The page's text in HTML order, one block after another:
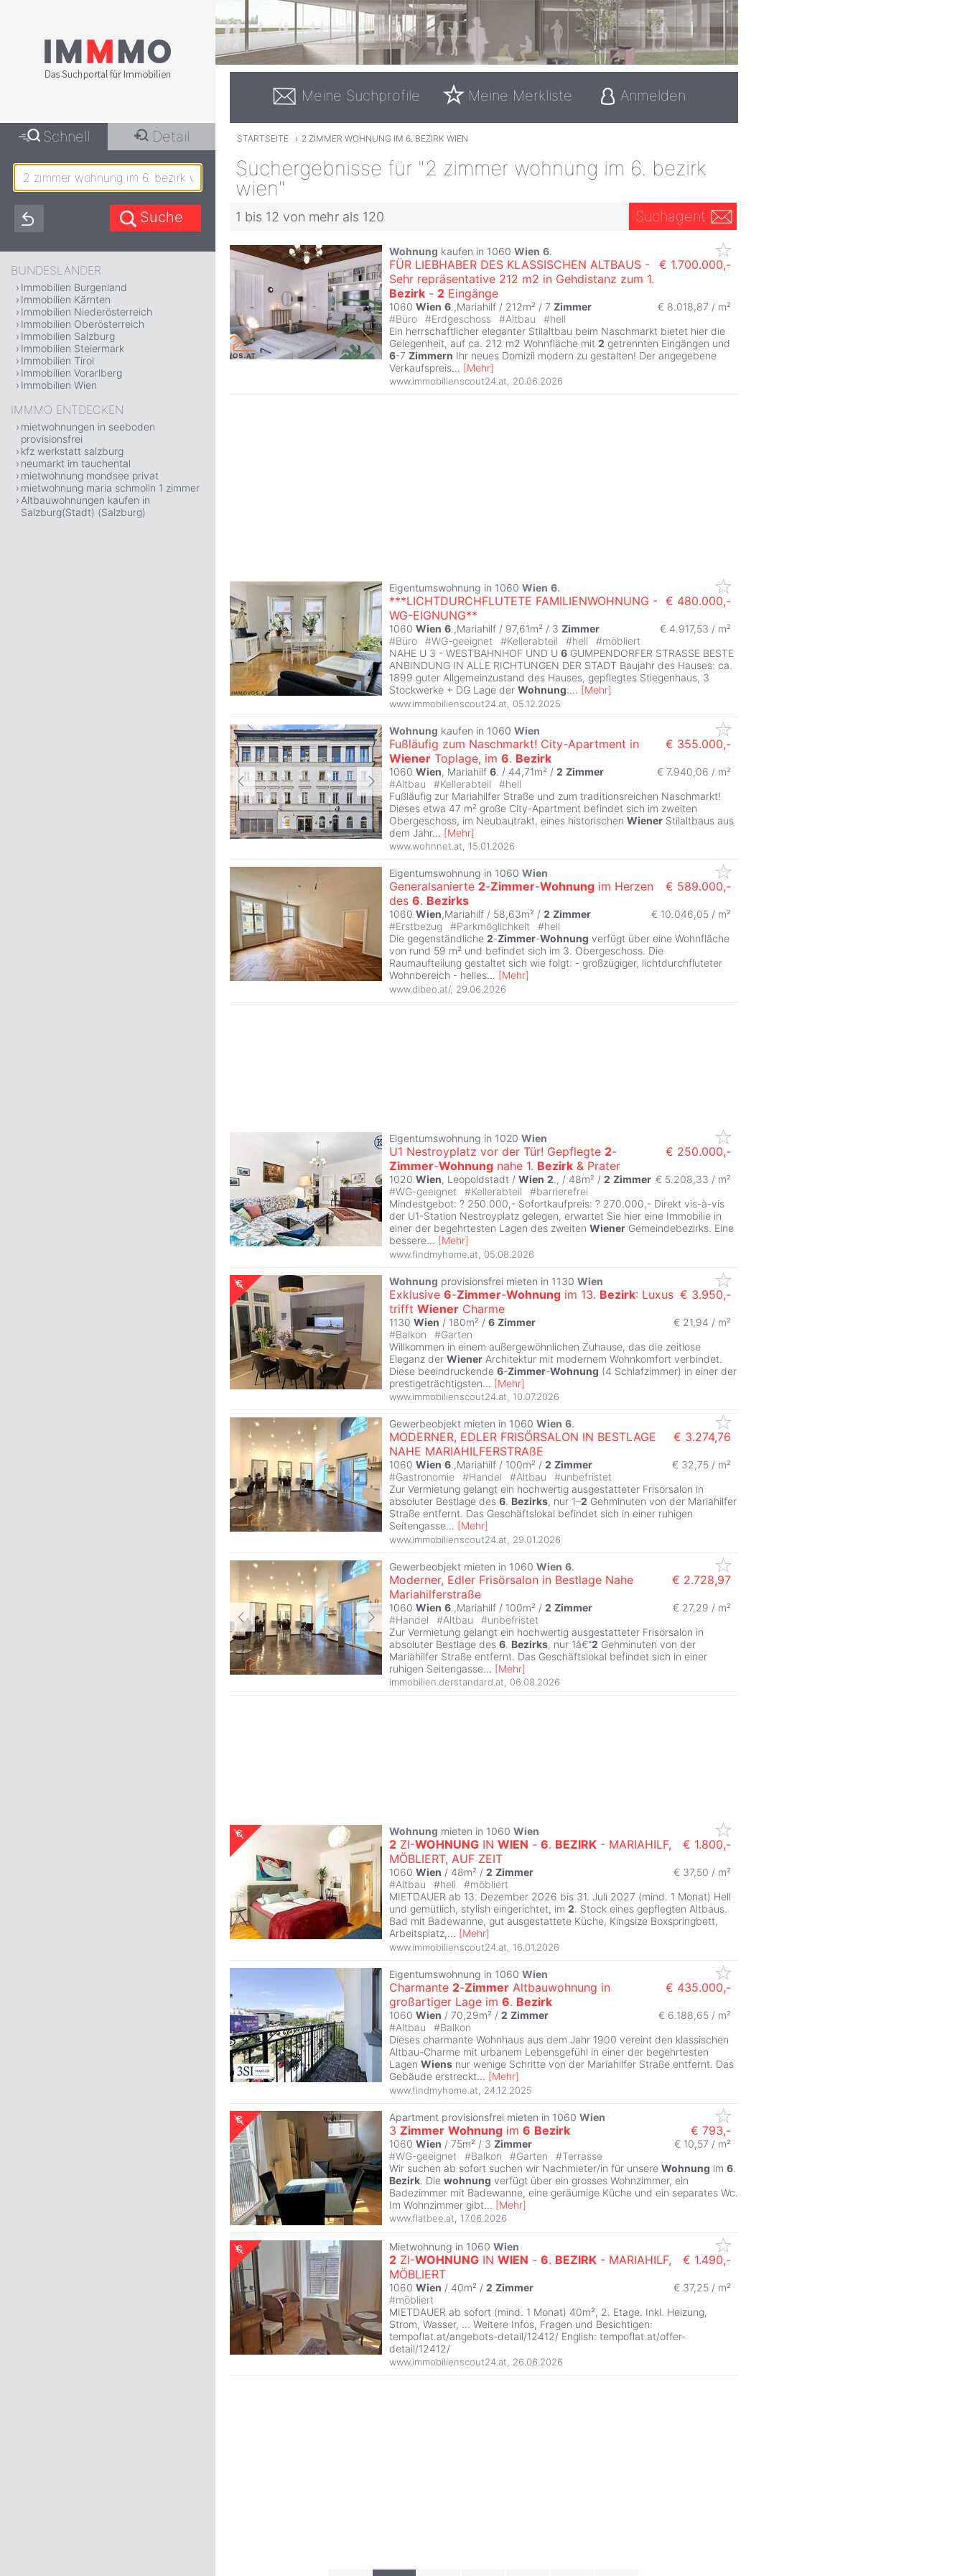
Meine Suchprofile Meine Merkliste Anmelden
STARTSEITE › 2 ZIMMER WOHNUNG IM 6. BEZIRK WIEN
Suchergebnisse für "2 zimmer wohnung im 6. bezirk
wien"
1 bis 12 von mehr als 120 Suchagent
Wohnung kaufen in 1060 Wien 6.
FÜR LIEBHABER DES KLASSISCHEN ALTBAUS -
Sehr repräsentative 212 m2 in Gehdistanz zum 1.
Bezirk - 2 Eingänge
€ 1.700.000,-
1060 Wien 6.,Mariahilf / 212m² / 7 Zimmer
€ 8.018,87 / m²
#Büro #Erdgeschoss #Altbau #hell
Ein herrschaftlicher eleganter Stilaltbau beim Naschmarkt bietet hier die
Gelegenheit, auf ca. 212 m2 Wohnfläche mit 2 getrennten Eingängen und
6-7 Zimmern Ihr neues Domizil modern zu gestalten! Der angegebene
Verkaufspreis... [Mehr]
www.immobilienscout24.at 20.06.2026
Eigentumswohnung in 1060 Wien 6.
***LICHTDURCHFLUTETE FAMILIENWOHNUNG -
WG-EIGNUNG**
€ 480.000,-
1060 Wien 6.,Mariahilf / 97,61m² / 3 Zimmer
€ 4.917,53 / m²
#Büro #WG-geeignet #Kellerabteil #hell #möbliert
NAHE U 3 - WESTBAHNHOF UND U 6 GUMPENDORFER STRASSE BESTE
ANBINDUNG IN ALLE RICHTUNGEN DER STADT Baujahr des Hauses: ca.
1899 guter Allgemeinzustand des Hauses, gepflegtes Stiegenhaus, 3
Stockwerke + DG Lage der Wohnung:... [Mehr]
www.immobilienscout24.at 05.12.2025
Wohnung kaufen in 1060 Wien
Fußläufig zum Naschmarkt! City-Apartment in
Wiener Toplage, im 6. Bezirk
€ 355.000,-
1060 Wien, Mariahilf 6. / 44,71m² / 2 Zimmer € 7.940,06 / m²
#Altbau #Kellerabteil #hell
Fußläufig zur Mariahilfer Straße und zum traditionsreichen Naschmarkt!
Dieses etwa 47 m² große City-Apartment befindet sich im zweiten
Obergeschoss, im Neubautrakt, eines historischen Wiener Stilaltbaus aus
dem Jahr... [Mehr]
www.wohnnet.at, 15.01.2026
Eigentumswohnung in 1060 Wien
Generalsanierte 2-Zimmer-Wohnung im Herzen
des 6. Bezirks
€ 589.000,-
1060 Wien,Mariahilf / 58,63m² / 2 Zimmer
€ 10.046,05 / m²
#Erstbezug #Parkmöglichkeit #hell
Die gegenständliche 2-Zimmer-Wohnung verfügt über eine Wohnfläche
von rund 59 m² und befindet sich im 3. Obergeschoss. Die
Raumaufteilung gestaltet sich wie folgt: - großzügiger, lichtdurchfluteter
Wohnbereich - helles... [Mehr]
www.dibeo.at/, 29.06.2026
Eigentumswohnung in 1020 Wien
U1 Nestroyplatz vor der Tür! Gepflegte 2-
Zimmer-Wohnung nahe 1. Bezirk & Prater
€ 250.000,-
1020 Wien, Leopoldstadt / Wien 2., / 48m² / 2 Zimmer € 5.208,33 / m²
#WG-geeignet #Kellerabteil #barrierefrei
Mindestgebot: ? 250.000,- Sofortkaufpreis: ? 270.000,- Direkt vis-à-vis
der U1-Station Nestroyplatz gelegen, erwartet Sie hier eine Immobilie in
einer der begehrtesten Lagen des zweiten Wiener Gemeindebezirks. Eine
bessere... [Mehr]
www.findmyhome.at 05.08.2026
Wohnung provisionsfrei mieten in 1130 Wien
Exklusive 6-Zimmer-Wohnung im 13. Bezirk: Luxus
trifft Wiener Charme
€ 3.950,-
1130 Wien / 180m² / 6 Zimmer
€ 21,94 / m²
#Balkon #Garten
Willkommen in einem außergewöhnlichen Zuhause, das die zeitlose
Eleganz der Wiener Architektur mit modernem Wohnkomfort verbindet.
Diese beeindruckende 6-Zimmer-Wohnung (4 Schlafzimmer) in einer der
prestigeträchtigsten... [Mehr]
www.immobilienscout24.at 10.07.2026
Gewerbeobjekt mieten in 1060 Wien 6.
MODERNER, EDLER FRISÖRSALON IN BESTLAGE
NAHE MARIAHILFERSTRAßE
€ 3.274,76
1060 Wien 6.,Mariahilf / 100m² / 2 Zimmer
€ 32,75 / m²
#Gastronomie #Handel #Altbau #unbefristet
Zur Vermietung gelangt ein hochwertig ausgestatteter Frisörsalon in
absoluter Bestlage des 6. Bezirks, nur 1–2 Gehminuten von der Mariahilfer
Straße entfernt. Das Geschäftslokal befindet sich in einer ruhigen
Seitengasse... [Mehr]
www.immobilienscout24.at 29.01.2026
Gewerbeobjekt mieten in 1060 Wien 6.
Moderner, Edler Frisörsalon in Bestlage Nahe
Mariahilferstraße
€ 2.728,97
1060 Wien 6.,Mariahilf / 100m² / 2 Zimmer € 27,29 / m²
#Handel #Altbau #unbefristet
Zur Vermietung gelangt ein hochwertig ausgestatteter Frisörsalon in
absoluter Bestlage des 6. Bezirks, nur 1â€"2 Gehminuten von der
Mariahilfer Straße entfernt. Das Geschäftslokal befindet sich in einer
ruhigen Seitengasse... [Mehr]
immobilien.derstandard.at, 06.08.2026
Wohnung mieten in 1060 Wien
2 ZI-WOHNUNG IN WIEN - 6. BEZIRK - MARIAHILF,
MÖBLIERT, AUF ZEIT
€ 1.800,-
1060 Wien / 48m² / 2 Zimmer
€ 37,50 / m²
#Altbau #hell #möbliert
MIETDAUER ab 13. Dezember 2026 bis 31. Juli 2027 (mind. 1 Monat) Hell
und gemütlich, stylish eingerichtet, im 2. Stock eines gepflegten Altbaus.
Bad mit Badewanne, gut ausgestattete Küche, Kingsize Boxspringbett,
Arbeitsplatz,... [Mehr]
www.immobilienscout24.at 16.01.2026
Eigentumswohnung in 1060 Wien
Charmante 2-Zimmer Altbauwohnung in
großartiger Lage im 6. Bezirk
€ 435.000,-
1060 Wien / 70,29m² / 2 Zimmer
€ 6.188,65 / m²
#Altbau #Balkon
Dieses charmante Wohnhaus aus dem Jahr 1900 vereint den klassischen
Altbau-Charme mit urbanem Lebensgefühl in einer der begehrtesten
Lagen Wiens nur wenige Schritte von der Mariahilfer Straße entfernt. Das
Gebäude erstreckt... [Mehr]
www.findmyhome.at 24.12.2025
Apartment provisionsfrei mieten in 1060 Wien
3 Zimmer Wohnung im 6 Bezirk € 793,-
1060 Wien / 75m² / 3 Zimmer
€ 10,57 / m²
#WG-geeignet #Balkon #Garten #Terrasse
Wir suchen ab sofort suchen wir Nachmieter/in für unsere Wohnung im 6.
Bezirk. Die wohnung verfügt über ein grosses Wohnzimmer, ein
Badezimmer mit Badewanne, eine geräumige Küche und ein separates Wc.
Im Wohnzimmer gibt... [Mehr]
www.flatbee.at 17.06.2026
Mietwohnung in 1060 Wien
2 ZI-WOHNUNG IN WIEN - 6. BEZIRK - MARIAHILF,
MÖBLIERT
€ 1.490,-
1060 Wien / 40m² / 2 Zimmer
€ 37,25 / m²
#möbliert
MIETDAUER ab sofort (mind. 1 Monat) 40m², 2. Etage. Inkl. Heizung,
Strom, Wasser, ... Weitere Infos, Fragen und Besichtigen:
tempoflat.at/angebots-detail/12412/ English: tempoflat.at/offer-
detail/12412/
www.immobilienscout24.at 26.06.2026
Schnell Detail
BUNDESLÄNDER
Immobilien Burgenland
Immobilien Kärnten
Immobilien Niederösterreich
Immobilien Oberösterreich
Immobilien Salzburg
Immobilien Steiermark
Immobilien Tirol
Immobilien Vorarlberg
Immobilien Wien
IMMMO ENTDECKEN
mietwohnungen in seeboden
provisionsfrei
kfz werkstatt salzburg
neumarkt im tauchental
mietwohnung mondsee privat
mietwohnung maria schmolln 1 zimmer
Altbauwohnungen kaufen in
Salzburg(Stadt) (Salzburg)